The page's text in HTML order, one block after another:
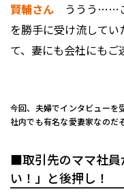
賢輔さん ううう……
を勝手に受け流して
て、妻にも会社にも
今回、夫婦でインタビューを
社内でも有名な愛妻家なのだそ
■取引先のママ社員
い！」と後押し！